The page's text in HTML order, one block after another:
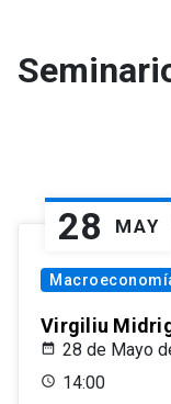
28 MAY
Virgiliu
28 de Mayo
14:00